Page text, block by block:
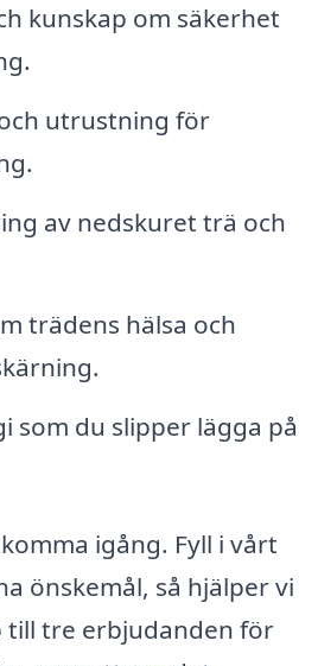
kunskap om säkerhet
utrustning för
av nedskuret trä och
trädens hälsa och
som du slipper lägga på
igång. Fyll i vårt
önskemål, så hjälper vi
till tre erbjudanden för